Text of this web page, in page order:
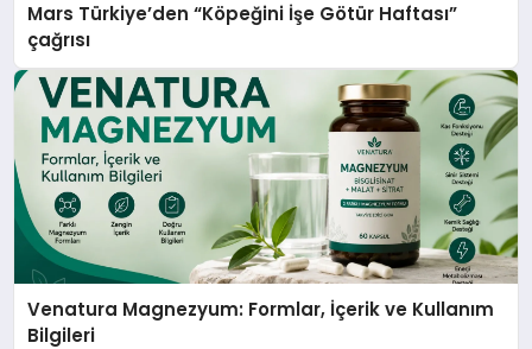
Mars Türkiye’den “Köpeğini İşe Götür Haftası”
çağrısı
Venatura Magnezyum: Formlar, İçerik ve Kullanım
Bilgileri